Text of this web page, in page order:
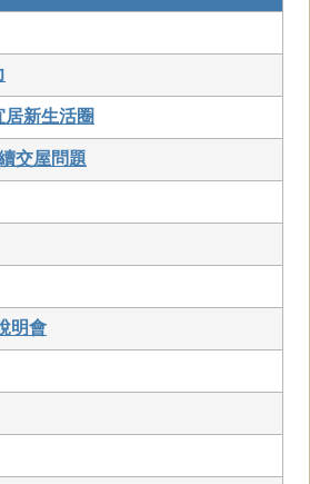
新生活圈
交屋問題
明會